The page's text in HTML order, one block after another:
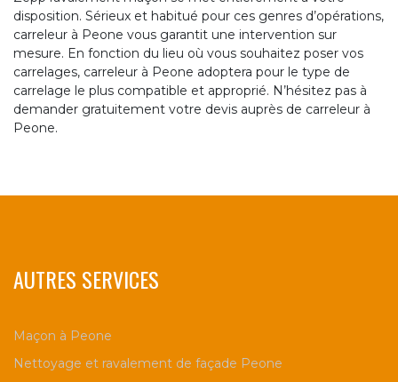
disposition. Sérieux et habitué pour ces genres d’opérations,
carreleur à Peone vous garantit une intervention sur
mesure. En fonction du lieu où vous souhaitez poser vos
carrelages, carreleur à Peone adoptera pour le type de
carrelage le plus compatible et approprié. N’hésitez pas à
demander gratuitement votre devis auprès de carreleur à
Peone.
AUTRES SERVICES
Maçon à Peone
Nettoyage et ravalement de façade Peone